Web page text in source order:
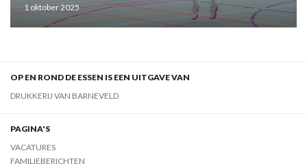
1 oktober 2025
OP EN ROND DE ESSEN IS EEN UITGAVE VAN
DRUKKERIJ VAN BARNEVELD
PAGINA'S
VACATURES
FAMILIEBERICHTEN